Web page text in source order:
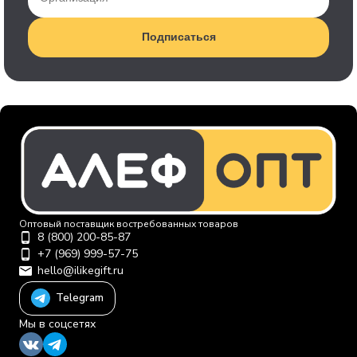
Подписаться
Оптовый поставщик востребованных товаров
8 (800) 200-85-87
+7 (969) 999-57-75
hello@ilikegift.ru
Telegram
Мы в соцсетях